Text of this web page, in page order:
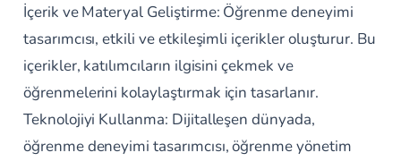
İçerik ve Materyal Geliştirme: Öğrenme deneyimi
tasarımcısı, etkili ve etkileşimli içerikler oluşturur. Bu
içerikler, katılımcıların ilgisini çekmek ve
öğrenmelerini kolaylaştırmak için tasarlanır.
Teknolojiyi Kullanma: Dijitalleşen dünyada,
öğrenme deneyimi tasarımcısı, öğrenme yönetim